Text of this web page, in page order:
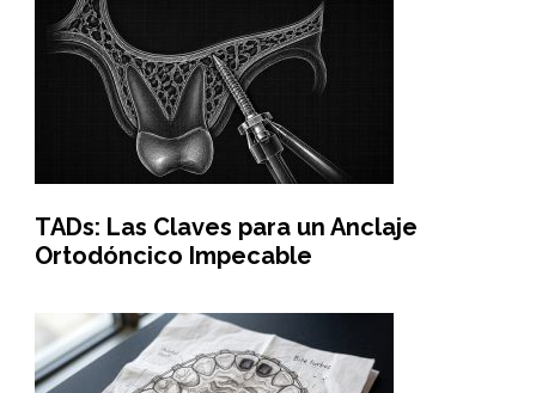
TADs: Las Claves para un Anclaje
Ortodóncico Impecable